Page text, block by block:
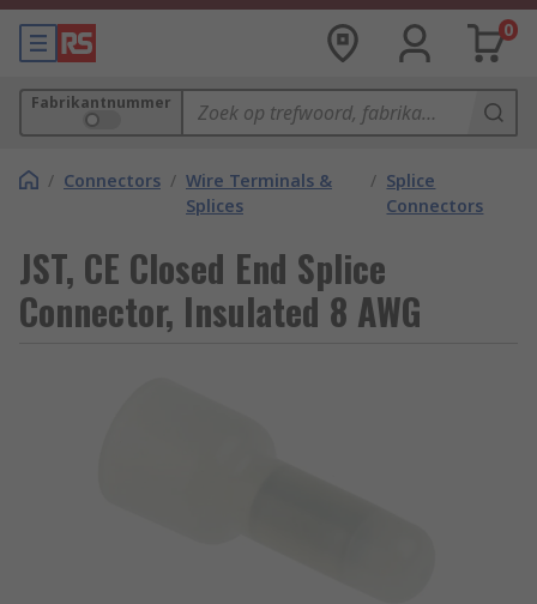
0
Fabrikantnummer
/ Connectors / Wire Terminals &
Splices
/ Splice
Connectors
JST, CE Closed End Splice
Connector, Insulated 8 AWG